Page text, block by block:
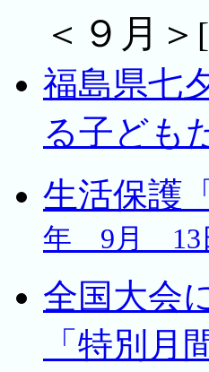
＜９月＞ [
福島県七
る子ども
生活保護
年 9月 13
全国大会
「特別月